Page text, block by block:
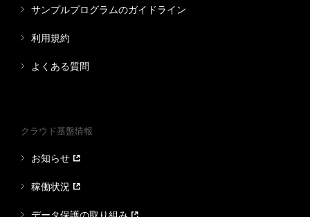
サンプルプログラムのガイドライン
利用規約
よくある質問
クラウド基盤情報
お知らせ
稼働状況